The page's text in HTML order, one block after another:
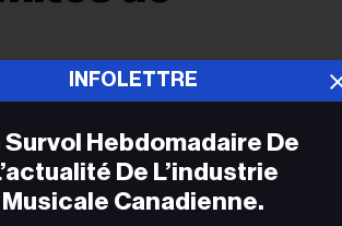
ouvertes
INFOLETTRE
Survol Hebdomadaire De
De L’industrie
Musicale Canadienne.